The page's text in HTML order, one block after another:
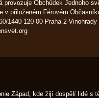
Obchůdek Jednoho
v přiloženém Férovém
1440 120 00 Praha 2-Vinohrady
Západ, kde žijí dospělí lidé s